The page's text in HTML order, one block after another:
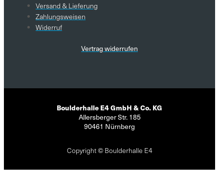
Versand & Lieferung
Zahlungsweisen
Widerruf
Vertrag widerrufen
Boulderhalle E4 GmbH & Co. KG
Allersberger Str. 185
90461 Nürnberg
Copyright © Boulderhalle E4